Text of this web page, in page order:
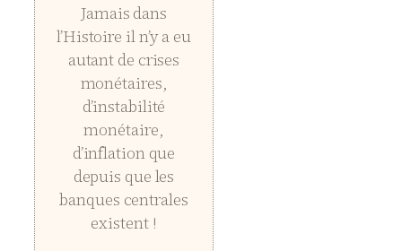
Jamais dans
l’Histoire il n’y a eu
autant de crises
monétaires,
d’instabilité
monétaire,
d’inflation que
depuis que les
banques centrales
existent !